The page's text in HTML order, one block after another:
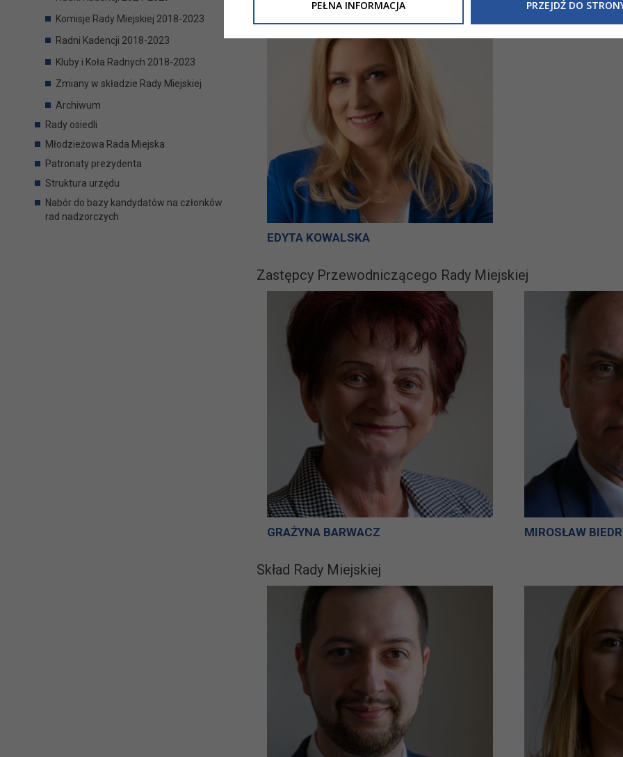
Komisje Rady Miejskiej 2018-2023
Radni Kadencji 2018-2023
Kluby i Koła Radnych 2018-2023
Zmiany w składzie Rady Miejskiej
Archiwum
Rady osiedli
Młodzieżowa Rada Miejska
Patronaty prezydenta
Struktura urzędu
Nabór do bazy kandydatów na członków
rad nadzorczych
EDYTA KOWALSKA
Zastępcy Przewodniczącego Rady Miejskiej
GRAŻYNA BARWACZ MIROSŁAW
Skład Rady Miejskiej
Niniejsza informacja nie wymaga od Państwa żadnych dodatkowych działań.
PEŁNA INFORMACJA PRZEJDŹ DO